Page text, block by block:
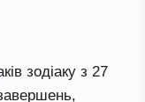
зодіаку з 27